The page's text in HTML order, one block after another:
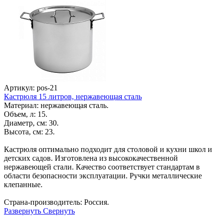
Артикул: pos-21
Кастрюля 15 литров, нержавеющая сталь
Материал: нержавеющая сталь.
Объем, л: 15.
Диаметр, см: 30.
Высота, см: 23.
Кастрюля оптимально подходит для столовой и кухни школ и
детских садов. Изготовлена из высококачественной
нержавеющей стали. Качество соответствует стандартам в
области безопасности эксплуатации. Ручки металлические
клепанные.
Страна-производитель: Россия.
Развернуть Свернуть